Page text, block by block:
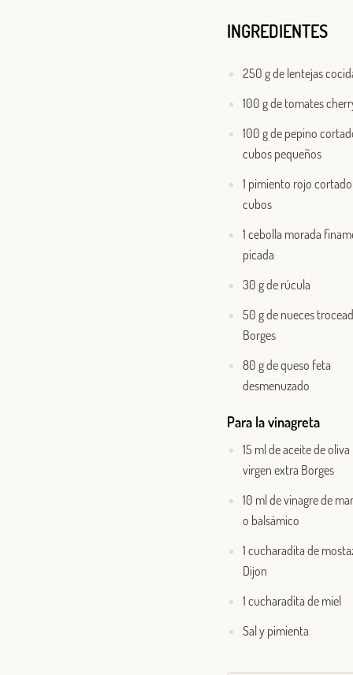
INGREDIENTES
250 g de lentejas
100 g de tomates
100 g de pepino
cubos pequeños
1 pimiento rojo
cubos
1 cebolla morada
picada
30 g de rúcula
50 g de nueces
Borges
80 g de queso feta
desmenuzado
Para la vinagreta
15 ml de aceite de oliva
virgen extra Borges
10 ml de vinagre de
o balsámico
1 cucharadita de
Dijon
1 cucharadita de miel
Sal y pimienta